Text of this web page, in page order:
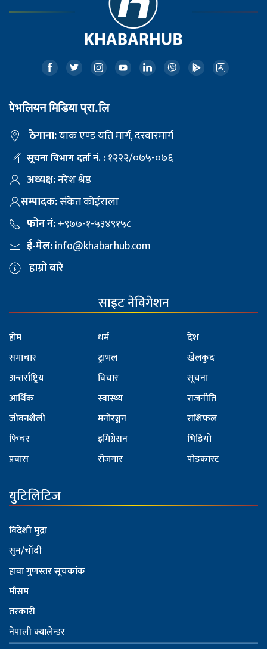
पेभलियन मिडिया प्रा.लि
ठेगाना:याक एण्ड यति मार्ग, दरवारमार्ग
सूचना विभाग दर्ता नं. :१२२२/०७५-०७६
अध्यक्ष:नरेश श्रेष्ठ
सम्पादक:संकेत कोईराला
फोन नं:+९७७-१-५३४९१५८
ई-मेल:info@khabarhub.com
हाम्रो बारे
साइट नेविगेशन
होम
समाचार
अन्तर्राष्ट्रिय
आर्थिक
जीवनशैली
फिचर
प्रवास
धर्म
ट्राभल
विचार
स्वास्थ्य
मनोरञ्जन
इमिग्रेसन
रोजगार
देश
खेलकुद
सूचना
राजनीति
राशिफल
भिडियो
पोडकास्ट
युटिलिटिज
विदेशी मुद्रा
सुन/चाँदी
हावा गुणस्तर सूचकांक
मौसम
तरकारी
नेपाली क्यालेन्डर